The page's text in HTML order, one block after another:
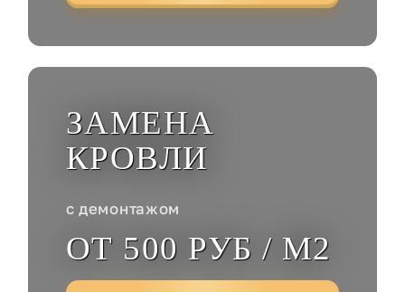
ЗАМЕНА
КРОВЛИ
с демонтажом
ОТ 500 РУБ / М2